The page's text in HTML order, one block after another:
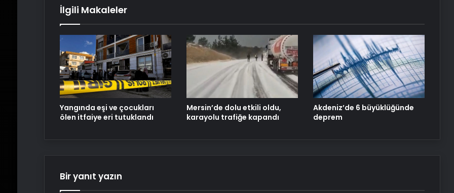
Datahost İle Güvenilir Sunucu
Hizmetleri
Manisa’da 72 yaşında üniversiteye
dönüp “doktor” ünvanı aldı
İlgili Makaleler
Yangında eşi ve çocukları
ölen itfaiye eri tutuklandı
Mersin’de dolu etkili oldu,
karayolu trafiğe kapandı
Akdeniz’de 6 büyüklüğünde
deprem
Bir yanıt yazın